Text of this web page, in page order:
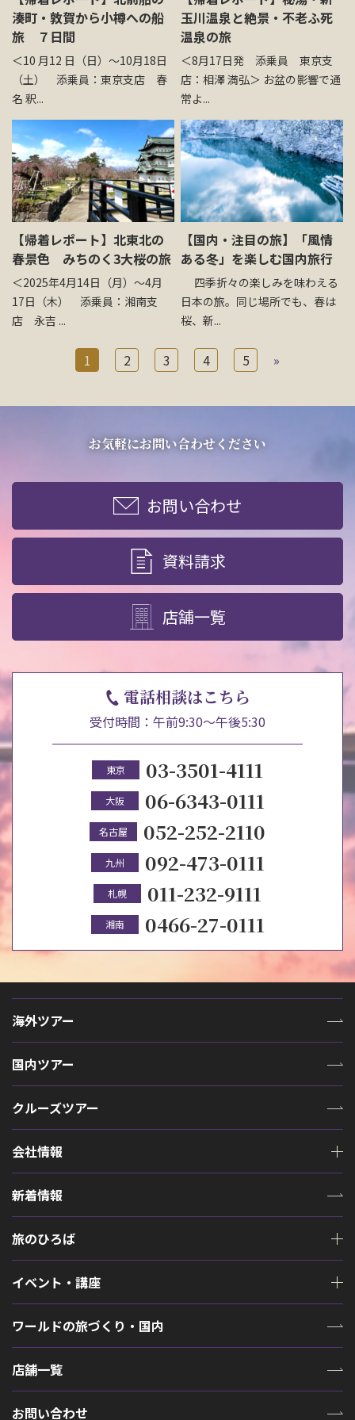
湊町・敦賀から小樽への船
旅 ７日間
＜10 月12 日（日）～10月18日
（土） 添乗員：東京支店 春
名 釈...
玉川温泉と絶景・不老ふ死
温泉の旅
＜8月17日発 添乗員 東京支
店：相澤 満弘＞ お盆の影響で通
常よ...
【帰着レポート】北東北の
春景色 みちのく3大桜の旅
＜2025年4月14日（月）～4月
17日（木） 添乗員：湘南支
店 永吉 ...
【国内・注目の旅】「風情
ある冬」を楽しむ国内旅行
四季折々の楽しみを味わえる
日本の旅。同じ場所でも、春は
桜、新...
1 2 3 4 5 »
お気軽にお問い合わせください
お問い合わせ
資料請求
店舗一覧
電話相談はこちら
受付時間：午前9:30～午後5:30
東京 03-3501-4111
大阪 06-6343-0111
名古屋 052-252-2110
九州 092-473-0111
札幌 011-232-9111
湘南 0466-27-0111
海外ツアー
国内ツアー
クルーズツアー
会社情報
新着情報
旅のひろば
イベント・講座
ワールドの旅づくり・国内
店舗一覧
お問い合わせ